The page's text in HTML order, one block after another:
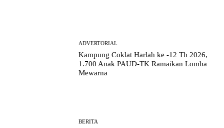
ADVERTORIAL
Kampung Coklat Harlah ke -12 Th 2026,
1.700 Anak PAUD-TK Ramaikan Lomba
Mewarna
BERITA